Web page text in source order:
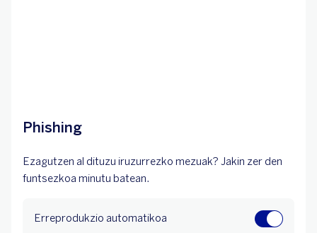
Phishing
Ezagutzen al dituzu iruzurrezko mezuak? Jakin zer den
funtsezkoa minutu batean.
Erreprodukzio automatikoa